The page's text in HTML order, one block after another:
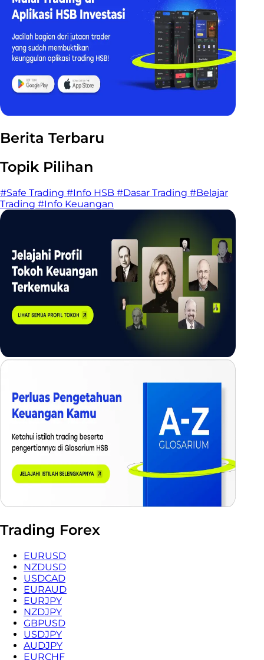
Berita Terbaru
Topik Pilihan
#Safe Trading #Info HSB #Dasar Trading #Belajar
Trading #Info Keuangan
Trading Forex
EURUSD
NZDUSD
USDCAD
EURAUD
EURJPY
NZDJPY
GBPUSD
USDJPY
AUDJPY
EURCHF